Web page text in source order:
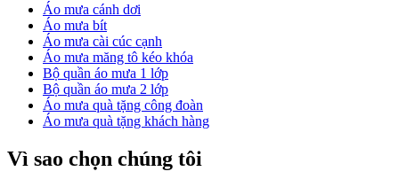
Áo mưa cánh dơi
Áo mưa bít
Áo mưa cài cúc cạnh
Áo mưa măng tô kéo khóa
Bộ quần áo mưa 1 lớp
Bộ quần áo mưa 2 lớp
Áo mưa quà tặng công đoàn
Áo mưa quà tặng khách hàng
Vì sao chọn chúng tôi